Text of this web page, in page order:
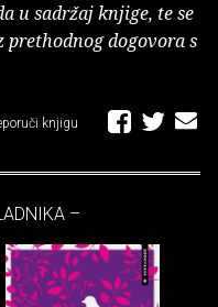
u sadržaj knjige, te se
dogovora s
knjigu
–